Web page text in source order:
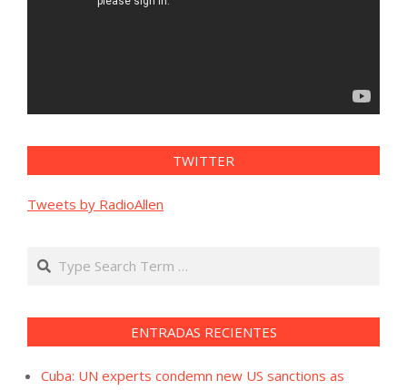
TWITTER
Tweets by RadioAllen
Search
ENTRADAS RECIENTES
Cuba: UN experts condemn new US sanctions as